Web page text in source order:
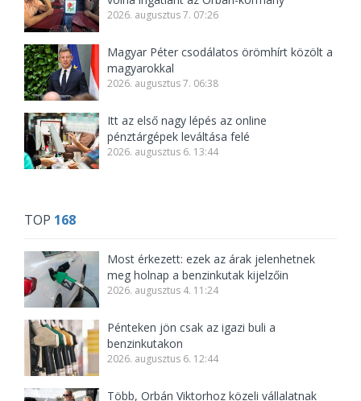
2026. augusztus 7. 07:26
Magyar Péter csodálatos örömhírt közölt a
magyarokkal
2026. augusztus 7. 06:38
Itt az első nagy lépés az online
pénztárgépek leváltása felé
2026. augusztus 6. 13:44
TOP 168
Most érkezett: ezek az árak jelenhetnek
meg holnap a benzinkutak kijelzőin
2026. augusztus 4. 11:24
Pénteken jön csak az igazi buli a
benzinkutakon
2026. augusztus 6. 12:44
Több, Orbán Viktorhoz közeli vállalatnak